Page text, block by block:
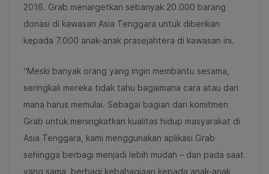
2016. Grab menargetkan sebanyak 20.000 barang
donasi di kawasan Asia Tenggara untuk diberikan
kepada 7.000 anak-anak prasejahtera di kawasan ini.
“Meski banyak orang yang ingin membantu sesama,
seringkali mereka tidak tahu bagaimana cara atau dari
mana harus memulai. Sebagai bagian dari komitmen
Grab untuk meningkatkan kualitas hidup masyarakat di
Asia Tenggara, kami menggunakan aplikasi Grab
sehingga berbagi menjadi lebih mudah – dan pada saat
yang sama, berbagi kebahagiaan kepada anak-anak